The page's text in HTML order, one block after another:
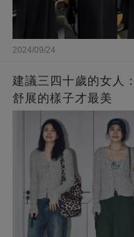
2024/09/24
建議三四十歲的女人
舒展的樣子才最美